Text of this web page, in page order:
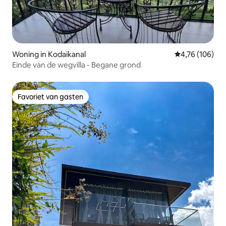
Woning in Kodaikanal Gemiddelde
4,76 (106)
Einde van de wegvilla - Begane grond
Favoriet van gasten
Favoriet van gasten